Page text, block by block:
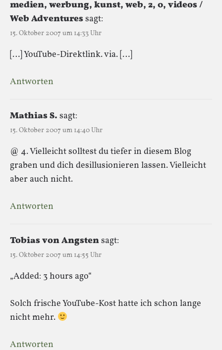
medien, werbung, kunst, web, 2, 0, videos /
Web Adventuressagt:
15. Oktober 2007 um 14:33 Uhr
[…] YouTube-Direktlink. via. […]
Antworten
Mathias S. sagt:
15. Oktober 2007 um 14:40 Uhr
@ 4. Vielleicht solltest du tiefer in diesem Blog
graben und dich desillusionieren lassen. Vielleicht
aber auch nicht.
Antworten
Tobias von Angstensagt:
15. Oktober 2007 um 14:55 Uhr
„Added: 3 hours ago“
Solch frische YouTube-Kost hatte ich schon lange
nicht mehr.
Antworten